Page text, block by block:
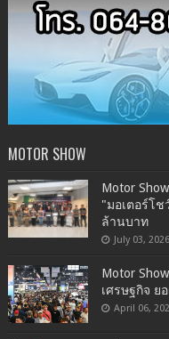
MOTOR SHOW
Motor
"มอเตอร์โช
ล้านบาท
July 03, 2026
Motor
เศรษฐกิจ ย
April 06,